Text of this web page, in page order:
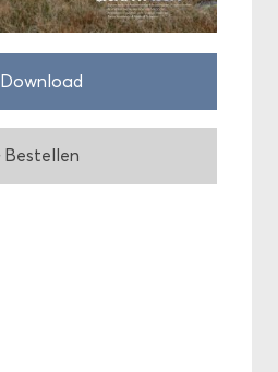
Down­load
Be­stel­len